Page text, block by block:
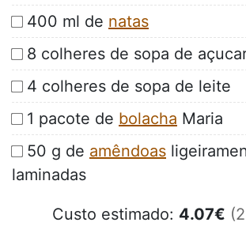
400 ml de natas
8 colheres de sopa de
4 colheres de sopa de leite
1 pacote de bolacha Maria
50 g de amêndoas
laminadas
Custo estimado: 4.07€